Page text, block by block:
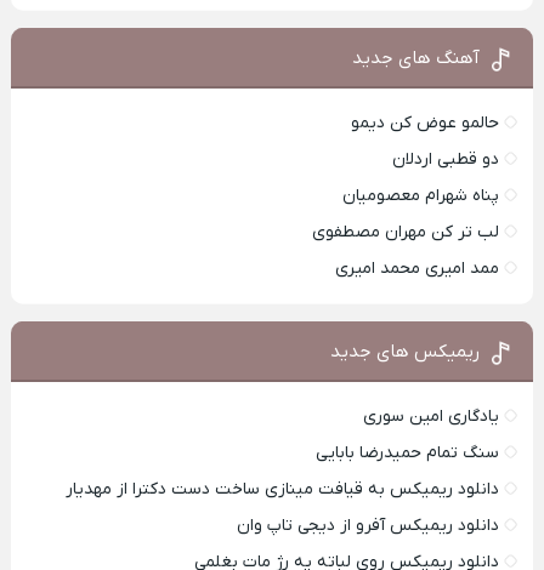
آهنگ های جدید
حالمو عوض کن دیمو
دو قطبی اردلان
پناه شهرام معصومیان
لب تر کن مهران مصطفوی
ممد امیری محمد امیری
ریمیکس های جدید
یادگاری امین سوری
سنگ تمام حمیدرضا بابایی
دانلود ریمیکس به قیافت مینازی ساخت دست دکترا از مهدیار
دانلود ریمیکس آفرو از ديجی تاپ وان
دانلود ریمیکس روی لباته یه رژ مات بغلمی